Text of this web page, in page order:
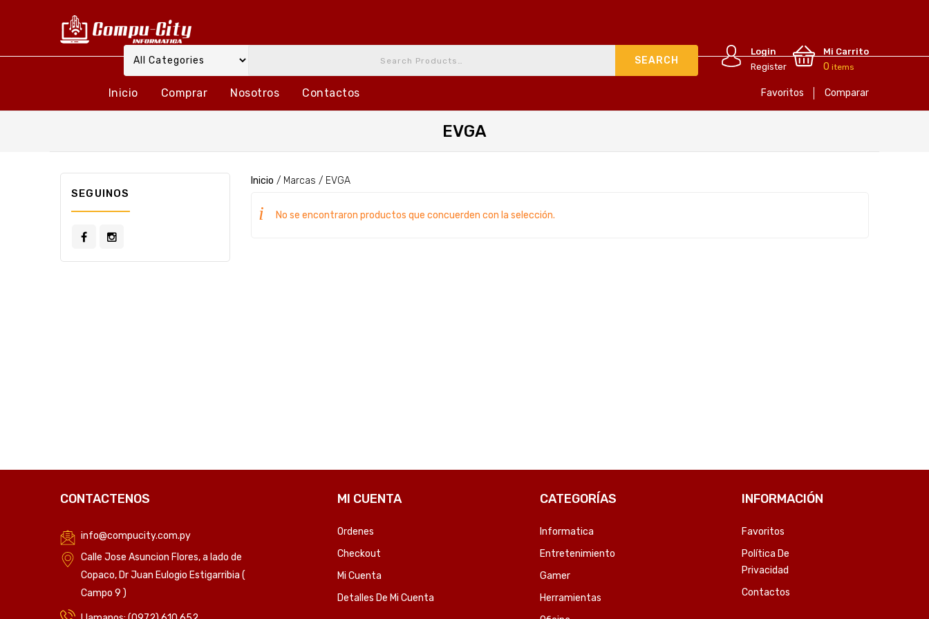
Login
Register
Mi Carrito
0 items
Inicio Comprar Nosotros Contactos Favoritos Comparar
EVGA
SEGUINOS
Inicio / Marcas / EVGA
No se encontraron productos que concuerden con la selección.
CONTACTENOS
info@compucity.com.py
Calle Jose Asuncion Flores, a lado de
Copaco, Dr Juan Eulogio Estigarribia (
Campo 9 )
MI CUENTA
Ordenes
Checkout
Mi Cuenta
Detalles De Mi Cuenta
CATEGORÍAS
Informatica
Entretenimiento
Gamer
Herramientas
INFORMACIÓN
Favoritos
Política De
Privacidad
Contactos